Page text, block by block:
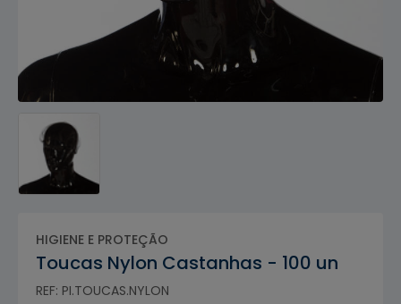
HIGIENE E PROTEÇÃO
Toucas Nylon Castanhas - 100 un
REF: PI.TOUCAS.NYLON